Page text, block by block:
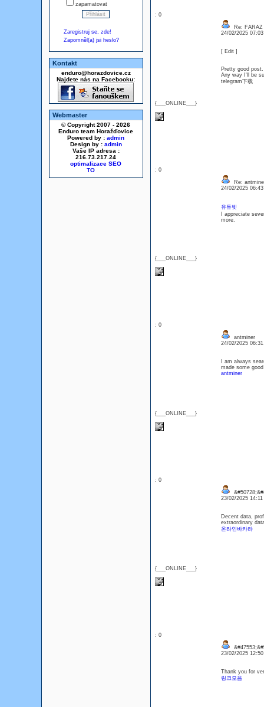
zapamatovat
Zaregistruj se, zde!
Zapomněl(a) jsi heslo?
Kontakt
enduro@horazdovice.cz
Najdete nás na Facebooku:
Webmaster
© Copyright 2007 - 2026
Enduro team Horažďovice
Powered by : admin
Design by : admin
Vaše IP adresa :
216.73.217.24
optimalizace SEO
: 0
{___ONLINE___}
Re: FARAZ
24/02/2025
[ Edit ]
Pretty good
Any way I'll be
telegram下载
: 0
{___ONLINE___}
Re:
24/02/2025
유튜벳
I appreciate
more.
: 0
{___ONLINE___}
antminer
24/02/2025
I am always
made some
antminer
: 0
{___ONLINE___}
23/02/2025
Decent data,
extraordinary
온라인바카라
: 0
23/02/2025
Thank you for
링크모음